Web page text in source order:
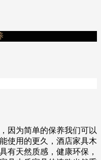
因为简单的保养我们可以
使用的更久，酒店家具木
有天然质感，健康环保，